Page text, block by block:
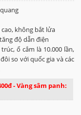
không bắt lửa
độ dẫn điện
ổ cắm là 10.000 lần,
so với quốc gia và các
- Vàng sâm panh: